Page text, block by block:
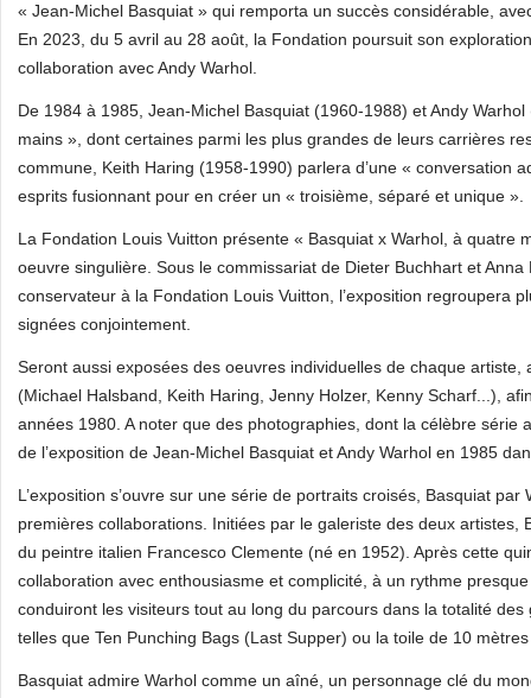
« Jean-Michel Basquiat » qui remporta un succès considérable,
En 2023, du 5 avril au 28 août, la Fondation poursuit son
collaboration avec Andy Warhol.
De 1984 à 1985, Jean-Michel Basquiat (1960-1988) et Andy
mains », dont certaines parmi les plus grandes de leurs carrières
commune, Keith Haring (1958-1990) parlera d’une « conversation
esprits fusionnant pour en créer un « troisième, séparé et unique ».
La Fondation Louis Vuitton présente « Basquiat x Warhol, à quatre
oeuvre singulière. Sous le commissariat de Dieter Buchhart et
conservateur à la Fondation Louis Vuitton, l’exposition regroupera
signées conjointement.
Seront aussi exposées des oeuvres individuelles de chaque artiste,
(Michael Halsband, Keith Haring, Jenny Holzer, Kenny Scharf...),
années 1980. A noter que des photographies, dont la célèbre
de l’exposition de Jean-Michel Basquiat et Andy Warhol en 1985
L’exposition s’ouvre sur une série de portraits croisés, Basquiat
premières collaborations. Initiées par le galeriste des deux
du peintre italien Francesco Clemente (né en 1952). Après cette
collaboration avec enthousiasme et complicité, à un rythme
conduiront les visiteurs tout au long du parcours dans la totalité
telles que Ten Punching Bags (Last Supper) ou la toile de 10
Basquiat admire Warhol comme un aîné, un personnage clé du